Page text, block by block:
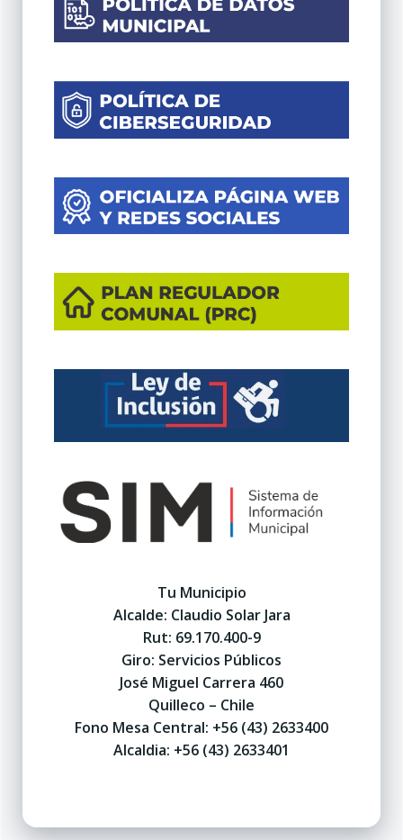
Tu Municipio
Alcalde: Claudio Solar Jara
Rut: 69.170.400-9
Giro: Servicios Públicos
José Miguel Carrera 460
Quilleco – Chile
Fono Mesa Central: +56 (43) 2633400
Alcaldia: +56 (43) 2633401